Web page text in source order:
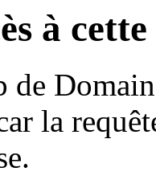
à
de
la